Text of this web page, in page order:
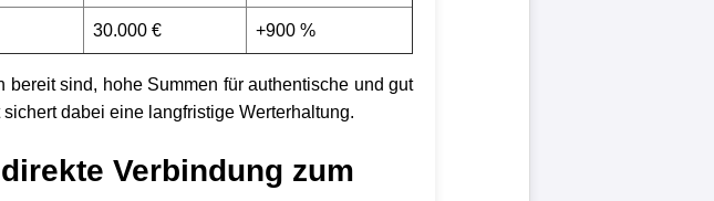
30.000 € +900 %
sind, hohe Summen für authentische und gut
dabei eine langfristige Werterhaltung.
Verbindung zum